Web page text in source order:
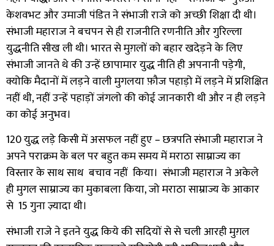
केशवभट और उमाजी पंडित ने संभाजी राजे को अच्छी शिक्षा दी थी।
संभाजी महाराज ने बचपन से ही राजनीति रणनीति और गुरिल्ला
युद्धनीति सीख ली थी। भारत से मुग़लों को बहार खदेड़ने के लिए
संभाजी जानते थे की उन्हें छापामार युद्ध नीति ही अपनानी पड़ेगी,
क्योकि मैदानों में लड़ने वाली मुगलया फ़ौज पहाड़ो में लड़ने में प्रशिक्षित
नहीं थी,नहीं उन्हें पहाड़ों जंगलो की कोई जानकारी थी और न ही लड़ने
का कोई अनुभव।
120युद्ध लड़े किसी में असफल नहीं हुए–छत्रपति संभाजी महाराज ने
अपने पराक्रम के बल पर बहुत कम समय में मराठा साम्राज्य का
विस्तार के साथ साथ बचाव नहीं किया। संभाजी महाराज ने अकेले
ही मुगल साम्राज्य का मुकाबला किया,जो मराठा साम्राज्य के आकार
से 15गुना ज़्यादा थी।
संभाजी राजे ने इतने युद्ध किये की सदियों से से चली आरही मुग़ल